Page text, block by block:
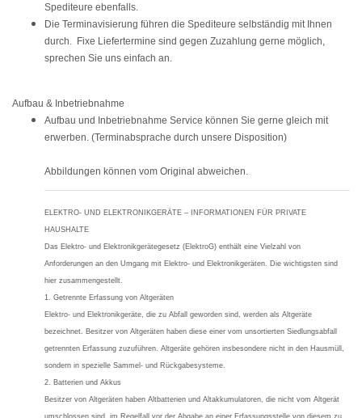
Spediteure ebenfalls.
Die Terminavisierung führen die Spediteure selbständig mit Ihnen
durch. Fixe Liefertermine sind gegen Zuzahlung gerne möglich,
sprechen Sie uns einfach an.
Aufbau & Inbetriebnahme
Aufbau und Inbetriebnahme Service können Sie gerne gleich mit
erwerben. (Terminabsprache durch unsere Disposition)
Abbildungen können vom Original abweichen.
ELEKTRO- UND ELEKTRONIKGERÄTE – INFORMATIONEN FÜR PRIVATE
HAUSHALTE
Das Elektro- und Elektronikgerätegesetz (ElektroG) enthält eine Vielzahl von
Anforderungen an den Umgang mit Elektro- und Elektronikgeräten. Die wichtigsten sind
hier zusammengestellt.
1. Getrennte Erfassung von Altgeräten
Elektro- und Elektronikgeräte, die zu Abfall geworden sind, werden als Altgeräte
bezeichnet. Besitzer von Altgeräten haben diese einer vom unsortierten Siedlungsabfall
getrennten Erfassung zuzuführen. Altgeräte gehören insbesondere nicht in den Hausmüll,
sondern in spezielle Sammel- und Rückgabesysteme.
2. Batterien und Akkus
Besitzer von Altgeräten haben Altbatterien und Altakkumulatoren, die nicht vom Altgerät
umschlossen sind, im Regelfall vor der Abgabe an einer Erfassungsstelle von diesem zu